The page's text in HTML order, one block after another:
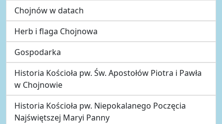
Chojnów w datach
Herb i flaga Chojnowa
Gospodarka
Historia Kościoła pw. Św. Apostołów Piotra i Pawła
w Chojnowie
Historia Kościoła pw. Niepokalanego Poczęcia
Najświętszej Maryi Panny